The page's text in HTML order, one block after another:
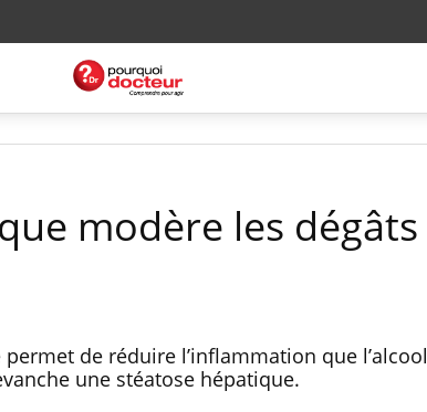
modère les dégâts
permet de réduire l’inflammation que l’alcool
une stéatose hépatique.